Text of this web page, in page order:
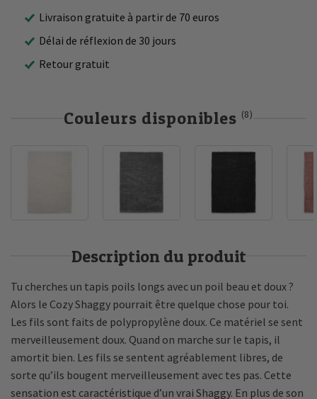
Livraison gratuite à partir de 70 euros
Délai de réflexion de 30 jours
Retour gratuit
Couleurs disponibles (8)
Description du produit
Tu cherches un tapis poils longs avec un poil beau et doux ?
Alors le Cozy Shaggy pourrait être quelque chose pour toi.
Les fils sont faits de polypropylène doux. Ce matériel se sent
merveilleusement doux. Quand on marche sur le tapis, il
amortit bien. Les fils se sentent agréablement libres, de
sorte qu’ils bougent merveilleusement avec tes pas. Cette
sensation est caractéristique d’un vrai Shaggy. En plus de son